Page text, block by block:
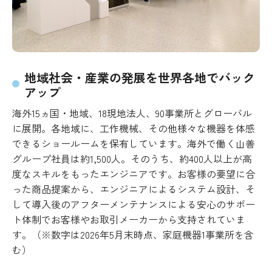
地域社会・産業の発展を世界各地でバック
アップ
海外15ヵ国・地域、18現地法人、90事業所とグローバル
に展開。各地域に、工作機械、その他様々な機器を体感
できるショールームを保有しています。海外で働く山善
グループ社員は約1,500人。そのうち、約400人以上が高
度なスキルをもったエンジニアです。お客様の要望に合
った商品提案から、エンジニアによるシステム設計、そ
して導入後のアフターメンテナンスによる安心のサポー
ト体制でお客様やお取引メーカーから支持されていま
す。（※数字は2026年5月末時点、家庭機器1事業所を含
む）